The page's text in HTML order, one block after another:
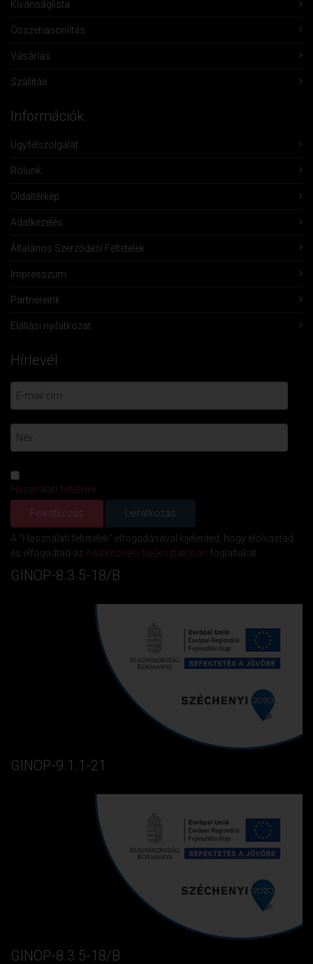
Kívánságlista
Összehasonlítás
Vásárlás
Szállítás
Információk
Ügyfélszolgálat
Rólunk
Oldaltérkép
Adatkezelés
Általános Szerződési Feltételek
Impresszum
Partnereink
Elállási nyilatkozat
Hírlevél
Használati feltételek
A "Használati feltételek" elfogadásával kijelented, hogy elolvastad
és elfogadtad azAdatkezelési tájékoztatóban foglaltakat.
GINOP-8.3.5-18/B
GINOP-9.1.1-21
GINOP-8.3.5-18/B